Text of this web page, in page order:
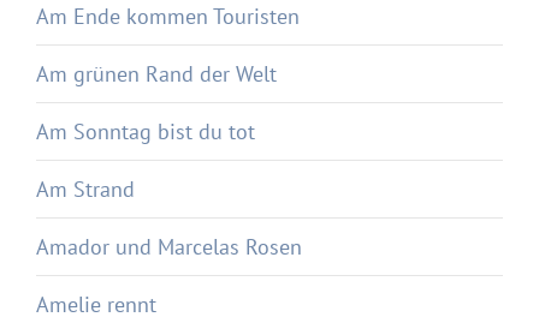
Am Ende kommen Touristen
Am grünen Rand der Welt
Am Sonntag bist du tot
Am Strand
Amador und Marcelas Rosen
Amelie rennt